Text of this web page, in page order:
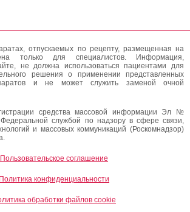
отпускаемых по рецепту, размещенная на
только для специалистов. Информация,
не должна использоваться пациентами для
решения о применении представленных
и не может служить заменой очной
средства массовой информации Эл №
службой по надзору в сфере связи,
и массовых коммуникаций (Роскомнадзор)
Пользовательское соглашение
Политика конфиденциальности
обработки файлов cookie